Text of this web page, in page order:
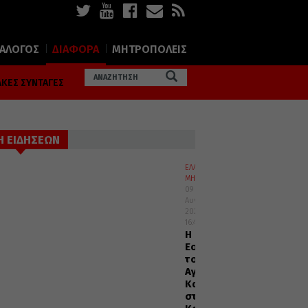
ΔΙΑΦΟΡΑ ΜΗΤΡΟΠΟΛΕΙΣ
ΣΥΝΤΑΓΕΣ
ΕΙΔΗΣΕΩΝ
ΕΛΛΑΔΑ
ΜΗΤΡΟΠΟΛΕΙΣ
09
Αυγούστου
2026
16:45
Η
Εορτή
του
Αγίου
Καλλινίκου
στην